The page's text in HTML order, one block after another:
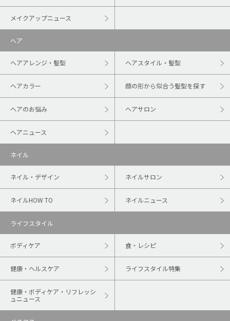
メイクアップニュース
ヘア
ヘアアレンジ・髪型 ヘアスタイル・髪型
ヘアカラー 顔の形から似合う髪型を探す
ヘアのお悩み ヘアサロン
ヘアニュース
ネイル
ネイル・デザイン ネイルサロン
ネイルHOW TO ネイルニュース
ライフスタイル
ボディケア 食・レシピ
健康・ヘルスケア ライフスタイル特集
健康・ボディケア・リフレッシ
ュニュース